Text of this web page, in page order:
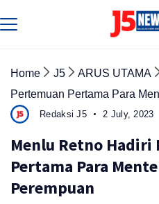
to
Home J5 ARUS UTAMA
Pertemuan Pertama Para
Redaksi J5 2 July, 2023
Menlu Retno Hadiri
Pertama Para
Perempuan